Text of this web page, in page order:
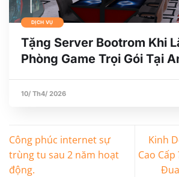
DỊCH VỤ
Tặng Server Bootrom Khi
Phòng Game Trọi Gói Tại
10/ Th4/ 2026
Công phúc internet sự
trùng tu sau 2 năm hoạt
động.
Kinh
Cao Cấp